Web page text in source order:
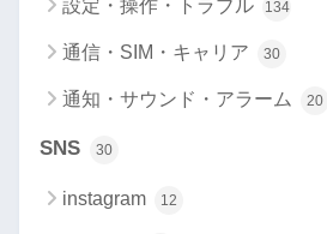
設定・操作・トラブル 134
通信・SIM・キャリア 30
通知・サウンド・アラーム 20
SNS 30
instagram 12